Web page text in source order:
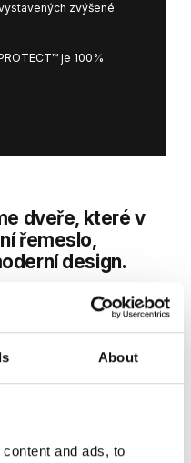
About
and ads, to
zvýšené
je 100%
dveře, které v
řemeslo,
design.